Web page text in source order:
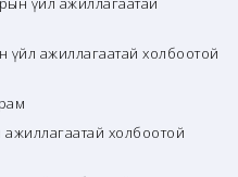
үйл ажиллагаатай холбоотой
холбоотой